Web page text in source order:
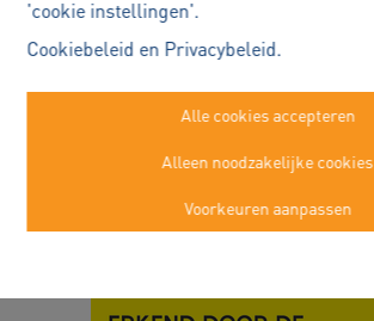
'cookie instellingen'.
Cookiebeleid en Privacybeleid.
Alle cookies accepteren
Alleen noodzakelijke cookies
Voorkeuren aanpassen
Immo Robert Buggenhout
info@immorobert.be